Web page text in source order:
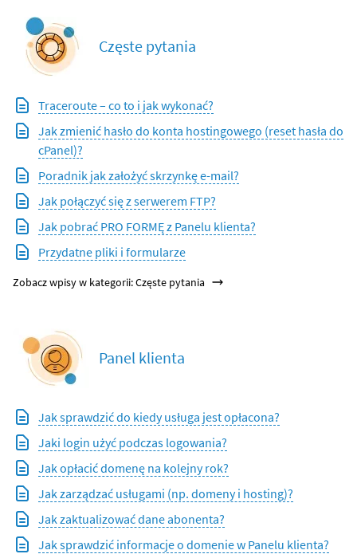
Częste pytania
Traceroute – co to i jak wykonać?
Jak zmienić hasło do konta hostingowego (reset hasła do
cPanel)?
Poradnik jak założyć skrzynkę e-mail?
Jak połączyć się z serwerem FTP?
Jak pobrać PRO FORMĘ z Panelu klienta?
Przydatne pliki i formularze
Zobacz wpisy w kategorii: Częste pytania
Panel klienta
Jak sprawdzić do kiedy usługa jest opłacona?
Jaki login użyć podczas logowania?
Jak opłacić domenę na kolejny rok?
Jak zarządzać usługami (np. domeny i hosting)?
Jak zaktualizować dane abonenta?
Jak sprawdzić informacje o domenie w Panelu klienta?